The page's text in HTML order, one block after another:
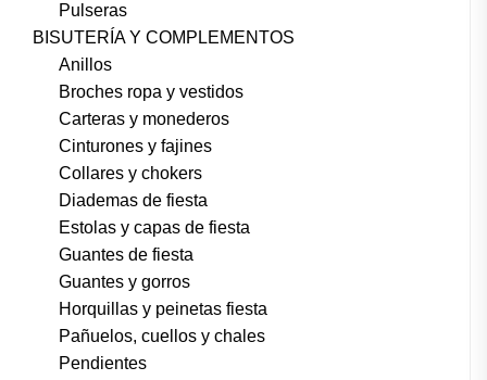
Pulseras
BISUTERÍA Y COMPLEMENTOS
Anillos
Broches ropa y vestidos
Carteras y monederos
Cinturones y fajines
Collares y chokers
Diademas de fiesta
Estolas y capas de fiesta
Guantes de fiesta
Guantes y gorros
Horquillas y peinetas fiesta
Pañuelos, cuellos y chales
Pendientes